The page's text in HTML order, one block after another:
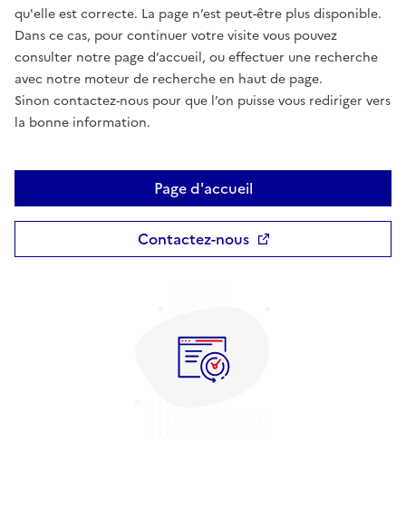
qu'elle est correcte. La page n’est peut-être plus disponible.
Dans ce cas, pour continuer votre visite vous pouvez
consulter notre page d’accueil, ou effectuer une recherche
avec notre moteur de recherche en haut de page.
Sinon contactez-nous pour que l’on puisse vous rediriger vers
la bonne information.
Page d'accueil
Contactez-nous